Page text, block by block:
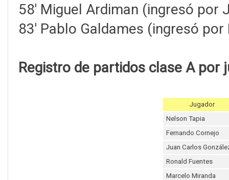
58' Miguel Ardiman (ingresó por
83' Pablo Galdames (ingresó por
Registro de partidos clase A por
Jugador
Nelson Tapia
Fernando Cornejo
Juan Carlos
Ronald Fuentes
Marcelo Miranda